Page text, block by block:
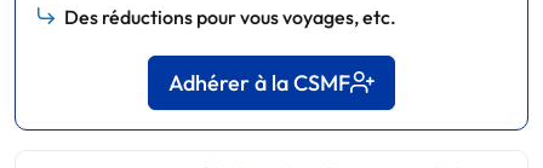
Des réductions pour vous voyages, etc.
Adhérer à la CSMF